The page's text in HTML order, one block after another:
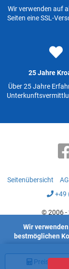
Preis
Wir verwenden auf
Seiten eine SSL-
25 Jahre
Über 25 Jahre
Seitenübersicht
+49
© 2006 -
Wir
bestmöglichen